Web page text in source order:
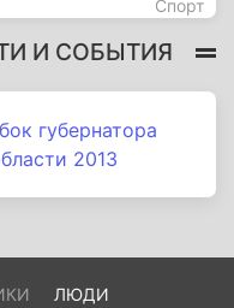
Спорт
И СОБЫТИЯ
губернатора
2013
ЛЮДИ